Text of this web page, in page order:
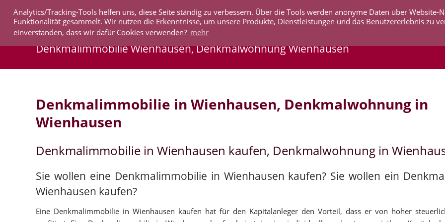
Analytics/Tracking-Tools helfen uns, diese Seite ständig zu verbessern. Über die Tools werden anonyme Daten über Website-
Funktionalität gesammelt. Wir nutzen die Erkenntnisse, um unsere Produkte, Dienstleistungen und das Benutzererlebnis zu
einverstanden, dass wir dafür Cookies verwenden? mehr
IMMOBILIEN AKTUELLES UNTERNEHMEN SERVICE
Denkmalimmobilie Wienhausen, Denkmalwohnung Wienhausen
Denkmalimmobilie in Wienhausen, Denkmalwohnung in
Wienhausen
Denkmalimmobilie in Wienhausen kaufen, Denkmalwohnung in
Sie wollen eine Denkmalimmobilie in Wienhausen kaufen? Sie wollen ein
Wienhausen kaufen?
Eine Denkmalimmobilie in Wienhausen kaufen hat für den Kapitalanleger den Vorteil, dass er von hoher